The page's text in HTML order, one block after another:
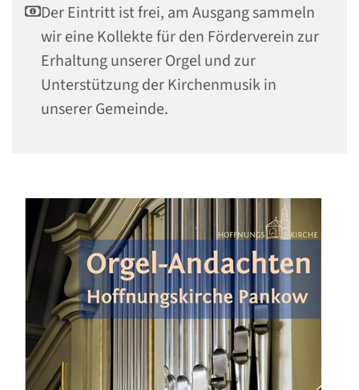
Der Eintritt ist frei, am Ausgang sammeln
wir eine Kollekte für den Förderverein zur
Erhaltung unserer Orgel und zur
Unterstützung der Kirchenmusik in
unserer Gemeinde.